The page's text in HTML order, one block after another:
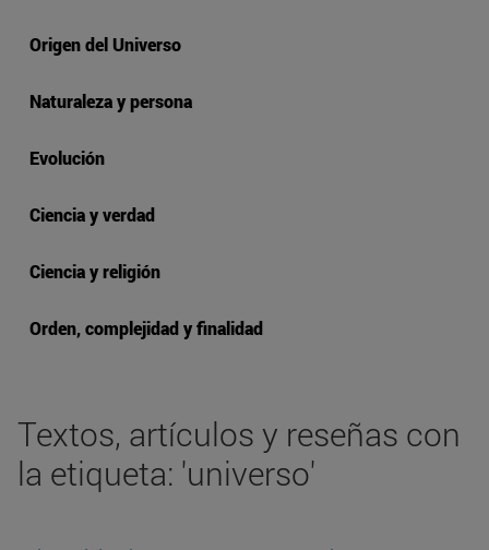
Origen del Universo
Naturaleza y persona
Evolución
Ciencia y verdad
Ciencia y religión
Orden, complejidad y finalidad
Textos, artículos y reseñas con
la etiqueta: 'universo'